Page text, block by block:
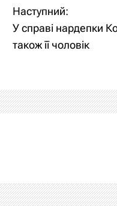
Наступний:
У справі нардепки
також її чоловік